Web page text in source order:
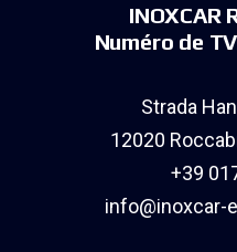
INOXCAR
Numéro de
Strada
12020
+39